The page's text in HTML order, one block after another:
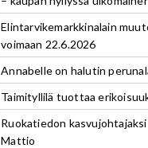
Elintarvikemarkkinalain
voimaan 22.6.2026
Annabelle on halutin
Taimityllilä tuottaa
Ruokatiedon
Mattio